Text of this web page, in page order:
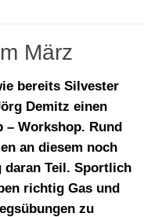
März
bereits Silvester
Demitz einen
– Workshop. Rund
an diesem noch
Teil. Sportlich
richtig Gas und
zu